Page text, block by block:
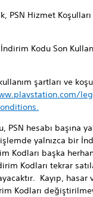
PSN Hizmet
Kodu Son
şartları ve
PSN hesabı başına
yalnızca bir
Kodları başka
Kodları tekrar
Kayıp, hasar
Kodları